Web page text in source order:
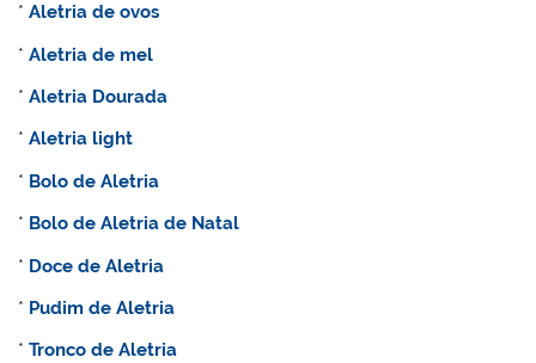
*Aletria de ovos
*Aletria de mel
*Aletria Dourada
*Aletria light
* Bolo deAletria
* Bolo deAletria de Natal
* Doce deAletria
* Pudim deAletria
*Tronco deAletria